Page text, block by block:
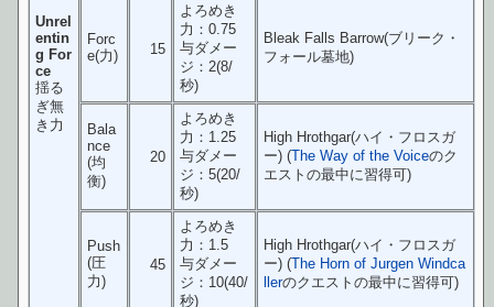
Unrel
entin
g For
ce
揺る
ぎ無
き力
Forc
e(力)
15
よろめき
力：0.75
与ダメー
ジ：2(8/
秒)
Bleak Falls Barrow(ブリーク・
フォール墓地)
Bala
nce
(均
衡)
20
よろめき
力：1.25
与ダメー
ジ：5(20/
秒)
High Hrothgar(ハイ・フロスガ
ー) (The Way of the Voiceのク
エストの最中に習得可)
Push
(圧
力)
45
よろめき
力：1.5
与ダメー
ジ：10(40/
秒)
High Hrothgar(ハイ・フロスガ
ー) (The Horn of Jurgen Windca
llerのクエストの最中に習得可)